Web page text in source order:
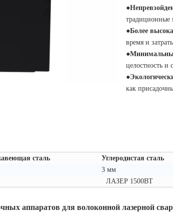
●
традиционные
●Более
время и
●
целостность и
●
как
сталь Углеродистая сталь
3 мм
ЛАЗЕР 1500ВТ
аппаратов для волоконной лазерной